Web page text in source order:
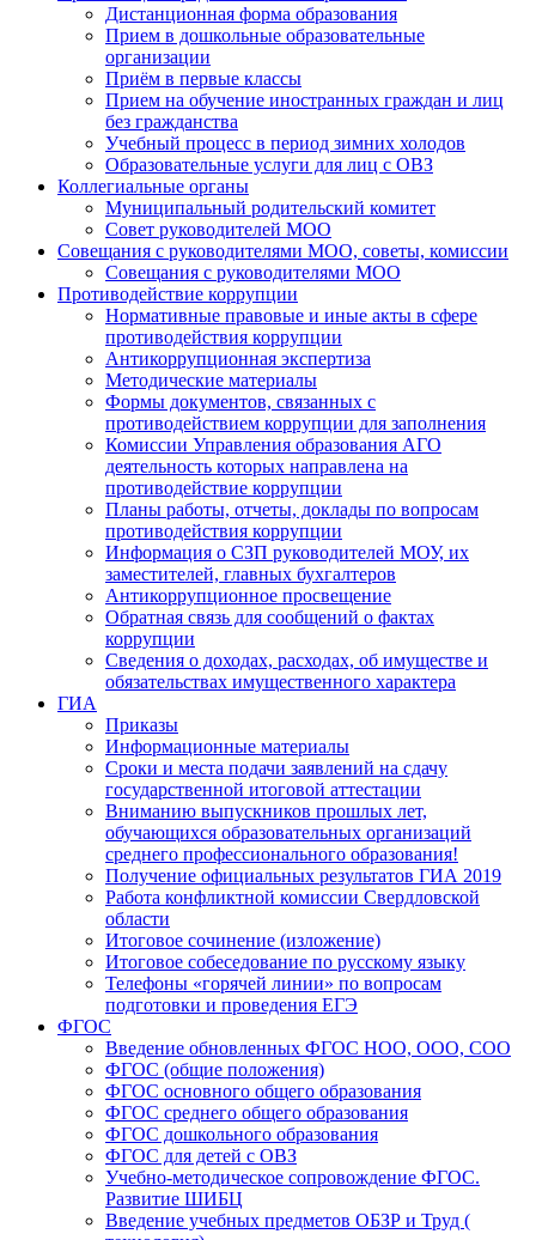
Дистанционная форма образования
Прием в дошкольные образовательные
организации
Приём в первые классы
Прием на обучение иностранных граждан и лиц
без гражданства
Учебный процесс в период зимних холодов
Образовательные услуги для лиц с ОВЗ
Коллегиальные органы
Муниципальный родительский комитет
Совет руководителей МОО
Совещания с руководителями МОО, советы, комиссии
Совещания с руководителями МОО
Противодействие коррупции
Нормативные правовые и иные акты в сфере
противодействия коррупции
Антикоррупционная экспертиза
Методические материалы
Формы документов, связанных с
противодействием коррупции для заполнения
Комиссии Управления образования АГО
деятельность которых направлена на
противодействие коррупции
Планы работы, отчеты, доклады по вопросам
противодействия коррупции
Информация о СЗП руководителей МОУ, их
заместителей, главных бухгалтеров
Антикоррупционное просвещение
Обратная связь для сообщений о фактах
коррупции
Сведения о доходах, расходах, об имуществе и
обязательствах имущественного характера
ГИА
Приказы
Информационные материалы
Сроки и места подачи заявлений на сдачу
государственной итоговой аттестации
Вниманию выпускников прошлых лет,
обучающихся образовательных организаций
среднего профессионального образования!
Получение официальных результатов ГИА 2019
Работа конфликтной комиссии Свердловской
области
Итоговое сочинение (изложение)
Итоговое собеседование по русскому языку
Телефоны «горячей линии» по вопросам
подготовки и проведения ЕГЭ
ФГОС
Введение обновленных ФГОС НОО, ООО, СОО
ФГОС (общие положения)
ФГОС основного общего образования
ФГОС среднего общего образования
ФГОС дошкольного образования
ФГОС для детей с ОВЗ
Учебно-методическое сопровождение ФГОС.
Развитие ШИБЦ
Введение учебных предметов ОБЗР и Труд (